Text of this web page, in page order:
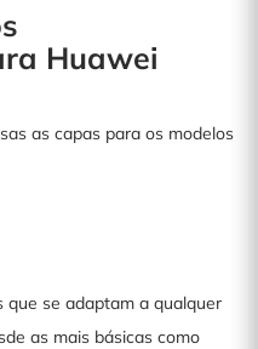
Huawei
as capas para os modelos
que se adaptam a qualquer
as mais básicas como